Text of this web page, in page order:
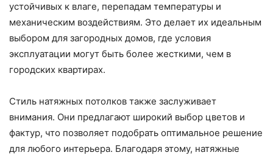
устойчивых к влаге, перепадам температуры и
механическим воздействиям. Это делает их идеальным
выбором для загородных домов, где условия
эксплуатации могут быть более жесткими, чем в
городских квартирах.
Стиль натяжных потолков также заслуживает
внимания. Они предлагают широкий выбор цветов и
фактур, что позволяет подобрать оптимальное решение
для любого интерьера. Благодаря этому, натяжные